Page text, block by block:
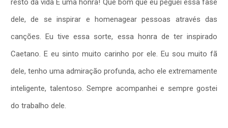
resto da vida É uma honra! Que bom que eu peguei essa fase
dele, de se inspirar e homenagear pessoas através das
canções. Eu tive essa sorte, essa honra de ter inspirado
Caetano. E eu sinto muito carinho por ele. Eu sou muito fã
dele, tenho uma admiração profunda, acho ele extremamente
inteligente, talentoso. Sempre acompanhei e sempre gostei
do trabalho dele.